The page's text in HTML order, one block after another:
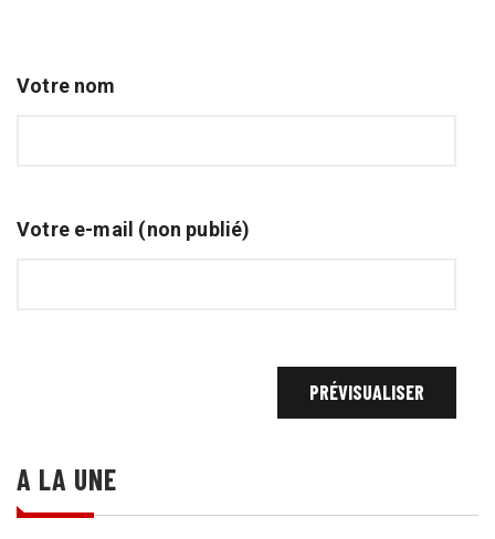
Votre nom
Votre e-mail (non publié)
A LA UNE